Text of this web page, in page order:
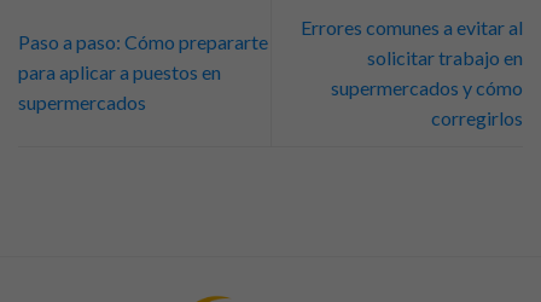
Paso a paso: Cómo prepararte
para aplicar a puestos en
supermercados
Errores comunes a evitar al
solicitar trabajo en
supermercados y cómo
corregirlos